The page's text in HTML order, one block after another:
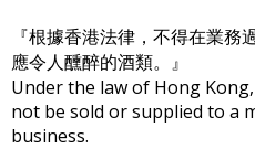
『根據香港法律，不得在業
應令人醺醉的酒類。』
Under the law of Hong
not be sold or supplied to a
business.